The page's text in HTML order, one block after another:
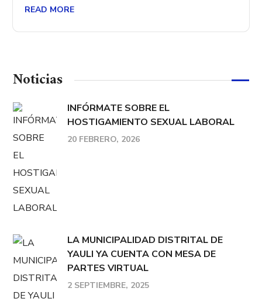
READ MORE
Noticias
INFÓRMATE SOBRE EL
HOSTIGAMIENTO SEXUAL LABORAL
20 FEBRERO, 2026
LA MUNICIPALIDAD DISTRITAL DE
YAULI YA CUENTA CON MESA DE
PARTES VIRTUAL
2 SEPTIEMBRE, 2025